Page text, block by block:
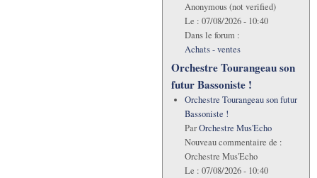
Anonymous (not verified)
Le : 07/08/2026 - 10:40
Dans le forum :
Achats - ventes
Orchestre Tourangeau son
futur Bassoniste !
Orchestre Tourangeau son futur
Bassoniste !
ParOrchestre Mus'Echo
Nouveau commentaire de :
Orchestre Mus'Echo
Le : 07/08/2026 - 10:40